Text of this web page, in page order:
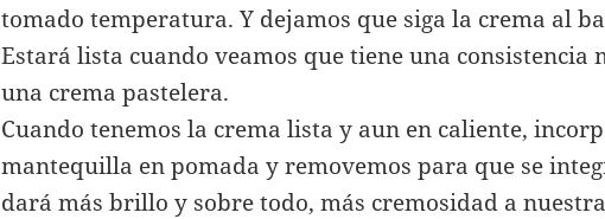
tomado temperatura. Y dejamos que siga la crema al
Estará lista cuando veamos que tiene una consistencia
una crema pastelera.
Cuando tenemos la crema lista y aun en caliente,
mantequilla en pomada y removemos para que se
dará más brillo y sobre todo, más cremosidad a